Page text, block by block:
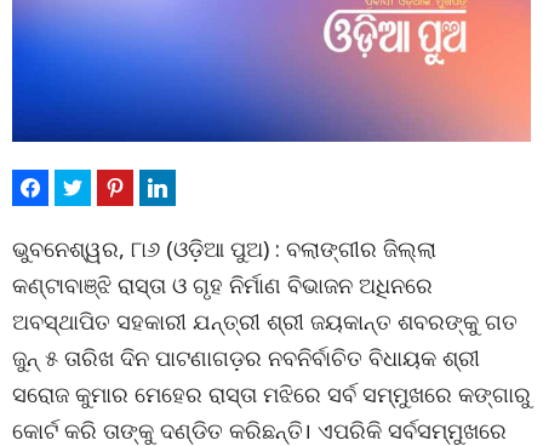
ଭୁବନେଶ୍ୱର, ୮ା୬ (ଓଡ଼ିଆ ପୁଅ) : ବଲାଙ୍ଗୀର ଜିଲ୍ଲା
କଣ୍ଟାବାଞ୍ଝି ରାସ୍ତା ଓ ଗୃହ ନିର୍ମାଣ ବିଭାଜନ ଅଧିନରେ
ଅବସ୍ଥାପିତ ସହକାରୀ ଯନ୍ତ୍ରୀ ଶ୍ରୀ ଜୟକାନ୍ତ ଶବରଙ୍କୁ ଗତ
ଜୁନ୍ ୫ ତାରିଖ ଦିନ ପାଟଣାଗଡ଼ର ନବନିର୍ବାଚିତ ବିଧାୟକ ଶ୍ରୀ
ସରୋଜ କୁମାର ମେହେର ରାସ୍ତା ମଝିରେ ସର୍ବ ସମ୍ମୁଖରେ କଙ୍ଗାରୁ
କୋର୍ଟ କରି ତାଙ୍କୁ ଦଣ୍ଡିତ କରିଛନ୍ତି। ଏପରିକି ସର୍ବସମ୍ମୁଖରେ